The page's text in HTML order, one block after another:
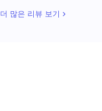
더 많은 리뷰 보기